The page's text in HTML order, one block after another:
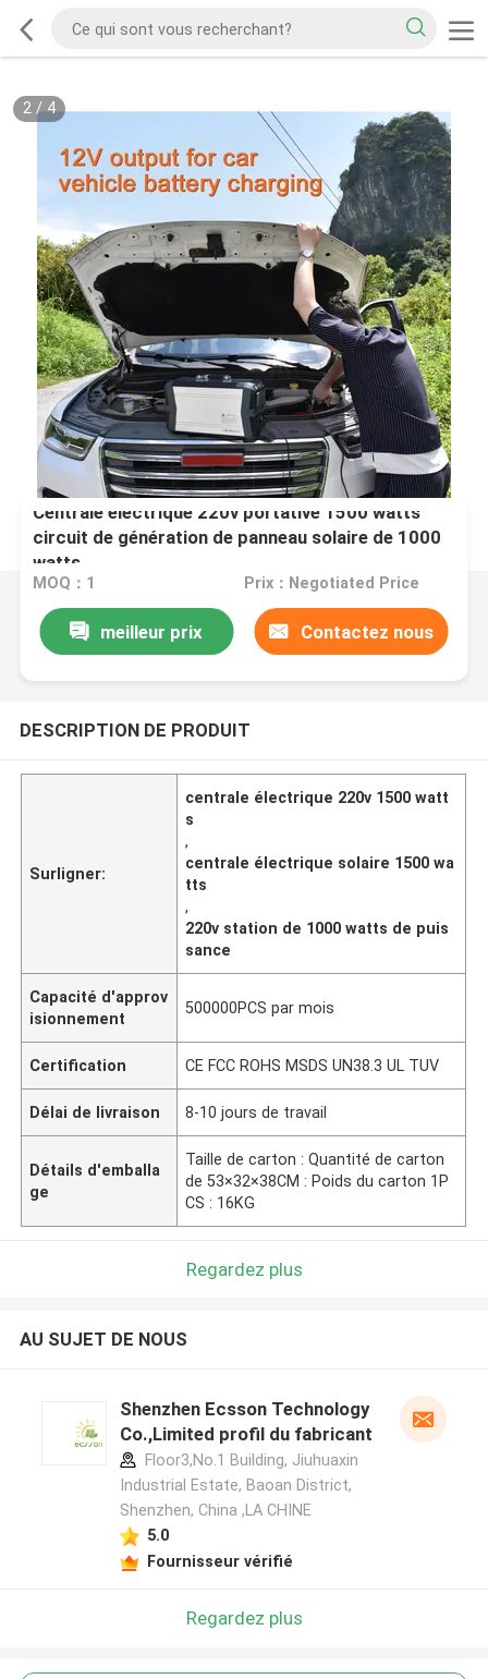
2/4
Centrale électrique 220v portative 1500 watts
circuit de génération de panneau solaire de 1000
watts
MOQ：1 Prix：Negotiated Price
meilleur prix Contactez nous
DESCRIPTION DE PRODUIT
Surligner:
centrale électrique 220v 1500 watt
s
,
centrale électrique solaire 1500 wa
tts
,
220v station de 1000 watts de puis
sance
Capacité d'approv
isionnement
500000PCS par mois
Certification CE FCC ROHS MSDS UN38.3 UL TUV
Délai de livraison 8-10 jours de travail
Détails d'emballa
ge
Taille de carton : Quantité de carton
de 53×32×38CM : Poids du carton 1P
CS : 16KG
Regardez plus
AU SUJET DE NOUS
Shenzhen Ecsson Technology
Co.,Limited profil du fabricant
Floor3,No.1 Building, Jiuhuaxin
Industrial Estate, Baoan District,
Shenzhen, China ,LA CHINE
5.0
Fournisseur vérifié
Regardez plus